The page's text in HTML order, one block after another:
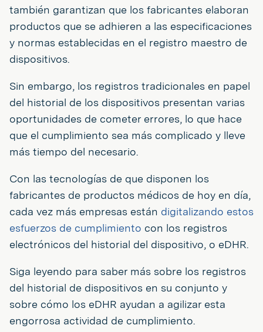
también garantizan que los fabricantes elaboran
productos que se adhieren a las especificaciones
y normas establecidas en el registro maestro de
dispositivos.
Sin embargo, los registros tradicionales en papel
del historial de los dispositivos presentan varias
oportunidades de cometer errores, lo que hace
que el cumplimiento sea más complicado y lleve
más tiempo del necesario.
Con las tecnologías de que disponen los
fabricantes de productos médicos de hoy en día,
cada vez más empresas están digitalizando estos
esfuerzos de cumplimiento con los registros
electrónicos del historial del dispositivo, o eDHR.
Siga leyendo para saber más sobre los registros
del historial de dispositivos en su conjunto y
sobre cómo los eDHR ayudan a agilizar esta
engorrosa actividad de cumplimiento.